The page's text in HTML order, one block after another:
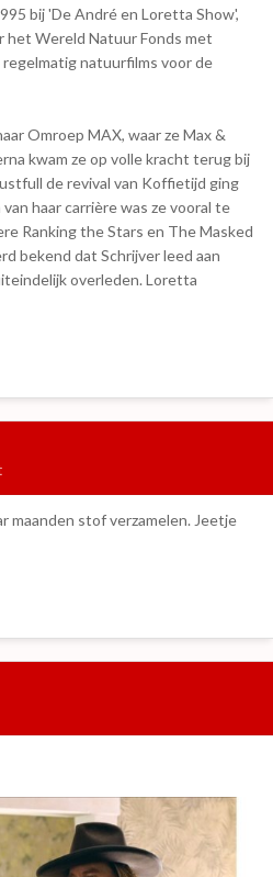
bij 'De André en Loretta Show',
het Wereld Natuur Fonds met
natuurfilms voor de
Omroep MAX, waar ze Max &
kwam ze op volle kracht terug bij
de revival van Koffietijd ging
haar carrière was ze vooral te
Ranking the Stars en The Masked
bekend dat Schrijver leed aan
overleden. Loretta
maanden stof verzamelen. Jeetje